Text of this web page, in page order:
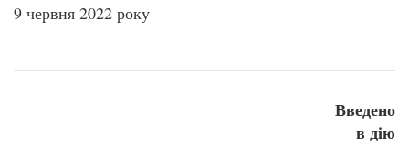
9 червня 2022 року
Введено
в дію